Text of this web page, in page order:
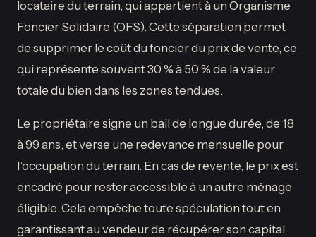
locataire du terrain, qui appartient à un Organisme
Foncier Solidaire (OFS). Cette séparation permet
de supprimer le coût du foncier du prix de vente, ce
qui représente souvent 30 % à 50 % de la valeur
totale du bien dans les zones tendues.
Le propriétaire signe un bail de longue durée, de 18
à 99 ans, et verse une redevance mensuelle pour
l’occupation du terrain. En cas de revente, le prix est
encadré pour rester accessible à un autre ménage
éligible. Cela empêche toute spéculation tout en
garantissant au vendeur de récupérer son capital